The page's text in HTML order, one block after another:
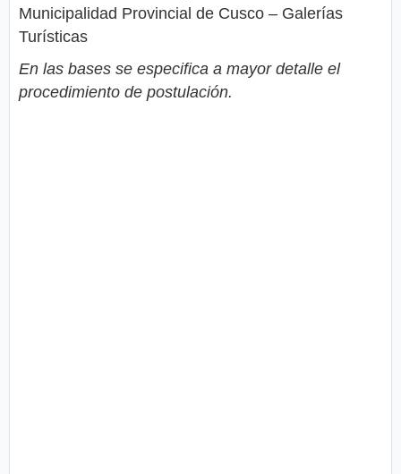
Municipalidad Provincial de Cusco – Galerías
Turísticas
En las bases se especifica a mayor detalle el
procedimiento de postulación.